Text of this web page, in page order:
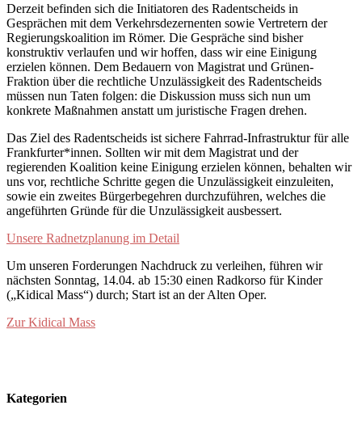
Derzeit befinden sich die Initiatoren des Radentscheids in
Gesprächen mit dem Verkehrsdezernenten sowie Vertretern der
Regierungskoalition im Römer. Die Gespräche sind bisher
konstruktiv verlaufen und wir hoffen, dass wir eine Einigung
erzielen können. Dem Bedauern von Magistrat und Grünen-
Fraktion über die rechtliche Unzulässigkeit des Radentscheids
müssen nun Taten folgen: die Diskussion muss sich nun um
konkrete Maßnahmen anstatt um juristische Fragen drehen.
Das Ziel des Radentscheids ist sichere Fahrrad-Infrastruktur für alle
Frankfurter*innen. Sollten wir mit dem Magistrat und der
regierenden Koalition keine Einigung erzielen können, behalten wir
uns vor, rechtliche Schritte gegen die Unzulässigkeit einzuleiten,
sowie ein zweites Bürgerbegehren durchzuführen, welches die
angeführten Gründe für die Unzulässigkeit ausbessert.
Unsere Radnetzplanung im Detail
Um unseren Forderungen Nachdruck zu verleihen, führen wir
nächsten Sonntag, 14.04. ab 15:30 einen Radkorso für Kinder
(„Kidical Mass“) durch; Start ist an der Alten Oper.
Zur Kidical Mass
Kategorien